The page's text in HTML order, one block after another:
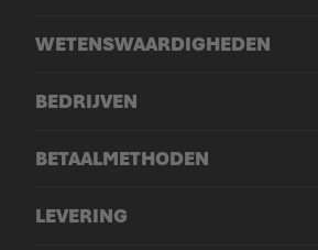
WETENSWAARDIGHEDEN
BEDRIJVEN
BETAALMETHODEN
LEVERING